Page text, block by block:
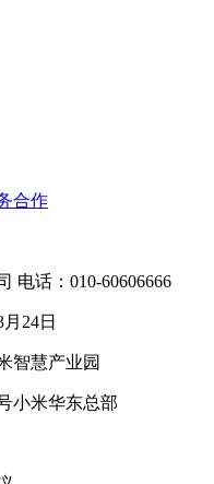
合作
电话：010-60606666
24日
智慧产业园
小米华东总部